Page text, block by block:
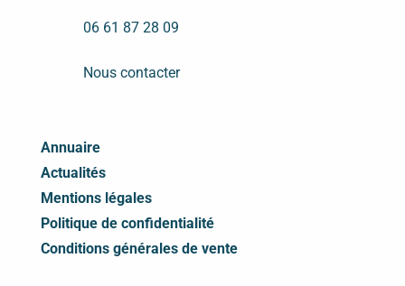
06 61 87 28 09
Nous contacter
Annuaire
Actualités
Mentions légales
Politique de confidentialité
Conditions générales de vente